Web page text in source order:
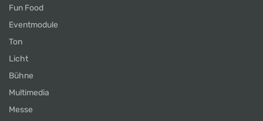
Fun Food
Eventmodule
Ton
Licht
Bühne
Multimedia
Messe